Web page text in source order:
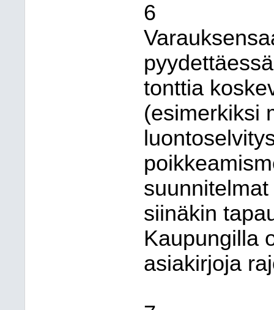
6
tonttia
(esimerkiksi
siinäkin
Kaupungilla
asiakirjoja